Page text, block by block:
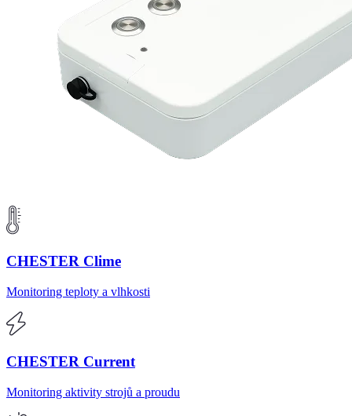
CHESTER Clime
Monitoring teploty a vlhkosti
CHESTER Current
Monitoring aktivity strojů a proudu